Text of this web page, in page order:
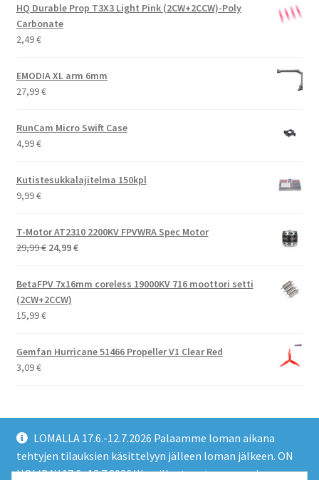
LOMALLA 17.6.-12.7.2026 Palaamme loman aikana
tehtyjen tilauksien käsittelyyn jälleen loman jälkeen. ON
HOLIDAY 17.6.-12.7.2026 We will return to processing
HQ Durable Prop T3X3 Light Pink (2CW+2CCW)-Poly
Carbonate
2,49€
EMODIA XL arm 6mm
27,99€
RunCam Micro Swift Case
4,99€
Kutistesukkalajitelma 150kpl
9,99€
T-Motor AT2310 2200KV FPVWRA Spec Motor
29,99€ Alkuperäinen
oli:
29,99 €.
24,99€Nykyinen
BetaFPV 7x16mm coreless 19000KV 716 moottori setti
(2CW+2CCW)
15,99€
Gemfan Hurricane 51466 Propeller V1 Clear Red
3,09€